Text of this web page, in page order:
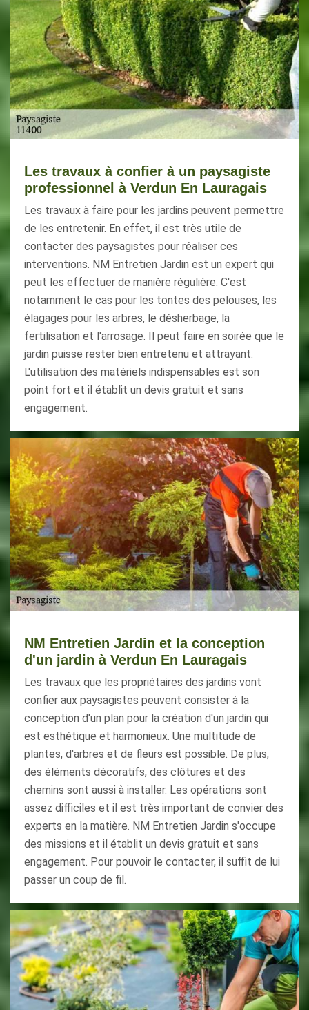
Les travaux à confier à un paysagiste
professionnel à Verdun En Lauragais
Les travaux à faire pour les jardins peuvent permettre
de les entretenir. En effet, il est très utile de
contacter des paysagistes pour réaliser ces
interventions. NM Entretien Jardin est un expert qui
peut les effectuer de manière régulière. C'est
notamment le cas pour les tontes des pelouses, les
élagages pour les arbres, le désherbage, la
fertilisation et l'arrosage. Il peut faire en soirée que le
jardin puisse rester bien entretenu et attrayant.
L'utilisation des matériels indispensables est son
point fort et il établit un devis gratuit et sans
engagement.
NM Entretien Jardin et la conception
d'un jardin à Verdun En Lauragais
Les travaux que les propriétaires des jardins vont
confier aux paysagistes peuvent consister à la
conception d'un plan pour la création d'un jardin qui
est esthétique et harmonieux. Une multitude de
plantes, d'arbres et de fleurs est possible. De plus,
des éléments décoratifs, des clôtures et des
chemins sont aussi à installer. Les opérations sont
assez difficiles et il est très important de convier des
experts en la matière. NM Entretien Jardin s'occupe
des missions et il établit un devis gratuit et sans
engagement. Pour pouvoir le contacter, il suffit de lui
passer un coup de fil.